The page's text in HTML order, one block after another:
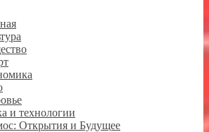
и технологии
Открытия и Будущее